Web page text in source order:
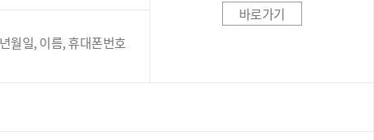
바로가기
월일, 이름, 휴대폰번호